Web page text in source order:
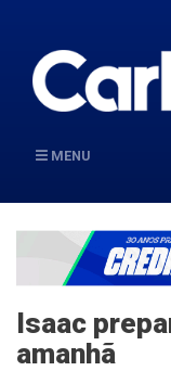
MENU
Isaac
amanhã